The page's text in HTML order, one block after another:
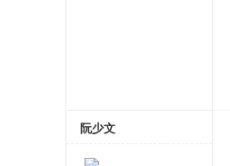
阮少文